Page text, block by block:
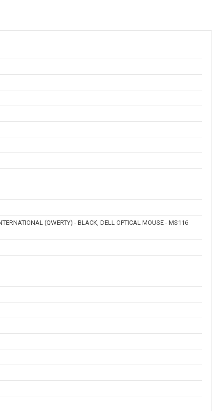
(QWERTY) - BLACK, DELL OPTICAL MOUSE - MS116